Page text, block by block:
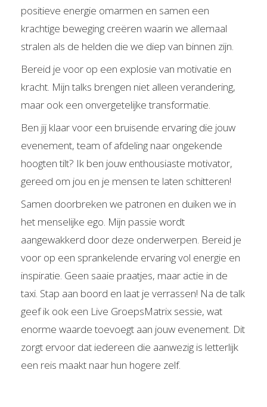
positieve energie omarmen en samen een
krachtige beweging creëren waarin we allemaal
stralen als de helden die we diep van binnen zijn.
Bereid je voor op een explosie van motivatie en
kracht. Mijn talks brengen niet alleen verandering,
maar ook een onvergetelijke transformatie.
Ben jij klaar voor een bruisende ervaring die jouw
evenement, team of afdeling naar ongekende
hoogten tilt? Ik ben jouw enthousiaste motivator,
gereed om jou en je mensen te laten schitteren!
Samen doorbreken we patronen en duiken we in
het menselijke ego. Mijn passie wordt
aangewakkerd door deze onderwerpen. Bereid je
voor op een sprankelende ervaring vol energie en
inspiratie. Geen saaie praatjes, maar actie in de
taxi. Stap aan boord en laat je verrassen! Na de talk
geef ik ook een Live GroepsMatrix sessie, wat
enorme waarde toevoegt aan jouw evenement. Dit
zorgt ervoor dat iedereen die aanwezig is letterlijk
een reis maakt naar hun hogere zelf.